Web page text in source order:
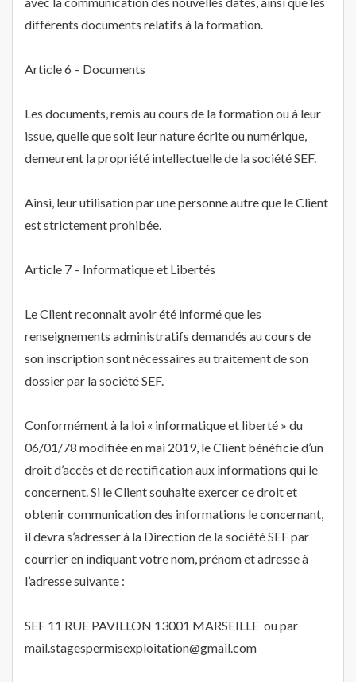
différents documents relatifs à la formation.
Article 6 – Documents
Les documents, remis au cours de la formation ou à leur
issue, quelle que soit leur nature écrite ou numérique,
demeurent la propriété intellectuelle de la société SEF.
Ainsi, leur utilisation par une personne autre que le Client
est strictement prohibée.
Article 7 – Informatique et Libertés
Le Client reconnait avoir été informé que les
renseignements administratifs demandés au cours de
son inscription sont nécessaires au traitement de son
dossier par la société SEF.
Conformément à la loi « informatique et liberté » du
06/01/78 modifiée en mai 2019, le Client bénéficie d’un
droit d’accès et de rectification aux informations qui le
concernent. Si le Client souhaite exercer ce droit et
obtenir communication des informations le concernant,
il devra s’adresser à la Direction de la société SEF par
courrier en indiquant votre nom, prénom et adresse à
l’adresse suivante :
SEF 11 RUE PAVILLON 13001 MARSEILLE ou par
mail.stagespermisexploitation@gmail.com